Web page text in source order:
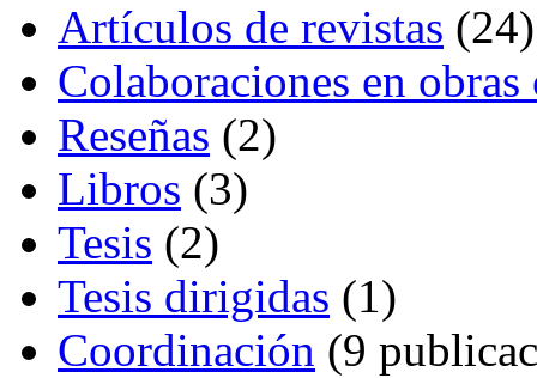
Artículos de revistas (24)
Colaboraciones en
Reseñas (2)
Libros (3)
Tesis (2)
Tesis dirigidas (1)
Coordinación (9